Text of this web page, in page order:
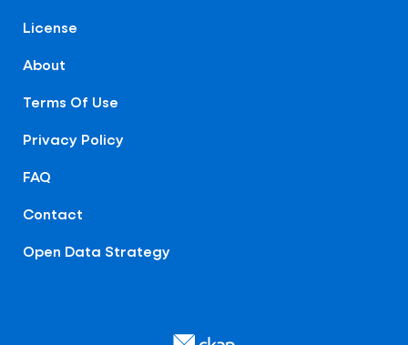
License
About
Terms Of Use
Privacy Policy
FAQ
Contact
Open Data Strategy